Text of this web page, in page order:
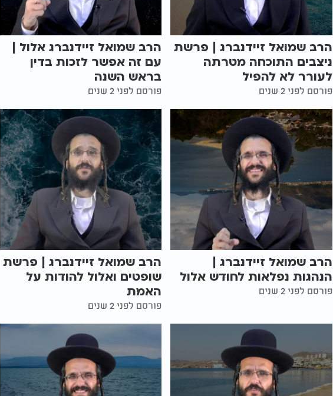
הרב שמואל זיידנברג | פרשת
ניצבים התוכחה מטרתה
לעורר לא להפיל
פורסם לפני 2 שנים
הרב שמואל זיידנברג אלול |
עם זה אפשר לזכות בדין
בראש השנה
פורסם לפני 2 שנים
הרב שמואל זיידנברג |
הנהגות נפלאות לחודש אלול
פורסם לפני 2 שנים
הרב שמואל זיידנברג | פרשת
שופטים ואלול להודות על
האמת
פורסם לפני 2 שנים